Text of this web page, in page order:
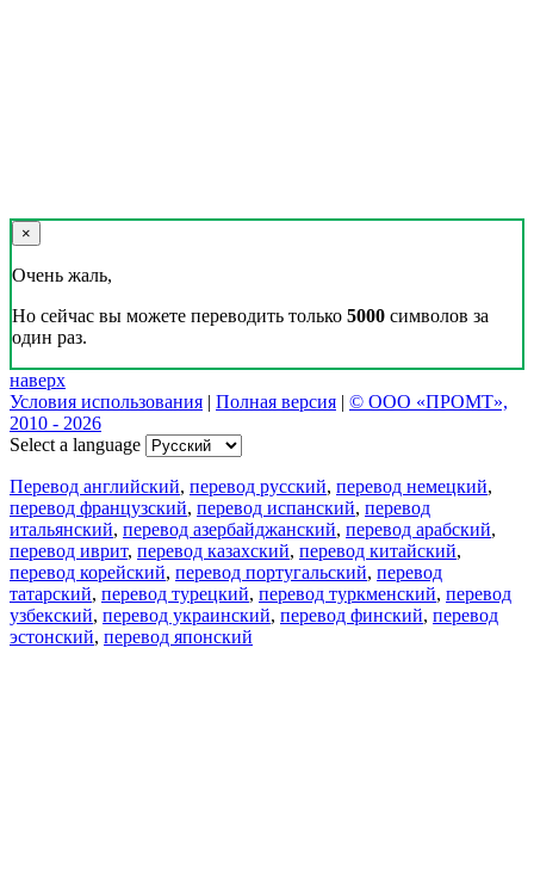
×
Очень жаль,
Но сейчас вы можете переводить только 5000 символов за
один раз.
наверх
Условия использования | Полная версия | © ООО «ПРОМТ»,
2010 - 2026
Select a language
Перевод английский, перевод русский, перевод немецкий,
перевод французский, перевод испанский, перевод
итальянский, перевод азербайджанский, перевод арабский,
перевод иврит, перевод казахский, перевод китайский,
перевод корейский, перевод португальский, перевод
татарский, перевод турецкий, перевод туркменский, перевод
узбекский, перевод украинский, перевод финский, перевод
эстонский, перевод японский